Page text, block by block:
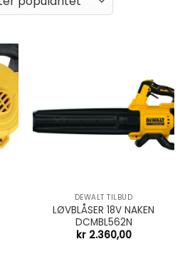
DEWALT TILBUD
LØVBLÅSER 18V NAKEN
DCMBL562N
kr2.360,00